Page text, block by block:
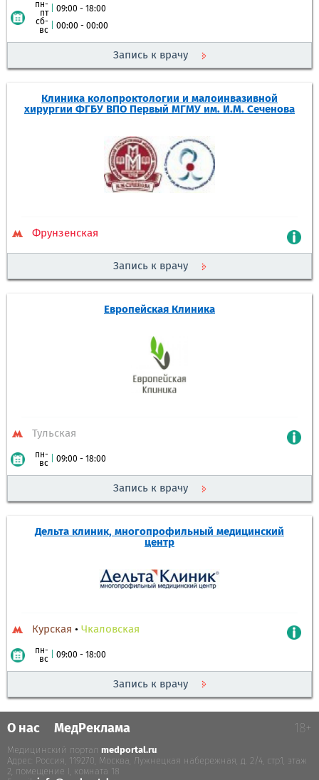
пн-
пт| 09:00 - 18:00
сб-
вс
00:00 - 00:00
Запись к врачу
Клиника колопроктологии и малоинвазивной
хирургии ФГБУ ВПО Первый МГМУ им. И.М. Сеченова
Фрунзенская
Запись к врачу
Европейская Клиника
Тульская
пн-
вс
09:00 - 18:00
Запись к врачу
Дельта клиник, многопрофильный медицинский
центр
Курская • Чкаловская
пн-
вс
09:00 - 18:00
Запись к врачу
О нас МедРеклама 18+
Медицинский портал medportal.ru
Адрес: Россия, 119270, Москва, Лужнецкая набережная, д. 2/4, стр.1, этаж
2, помещение I, комната 18